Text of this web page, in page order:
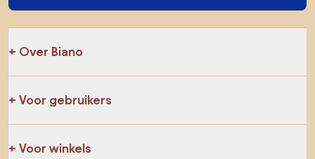
Over Biano
Voor gebruikers
Voor winkels